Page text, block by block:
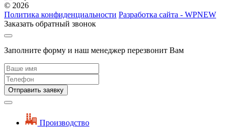
© 2026
Политика конфиденциальности Разработка сайта - WPNEW
Заказать обратный звонок
Заполните форму и наш менеджер перезвонит Вам
Отправить заявку
Производство